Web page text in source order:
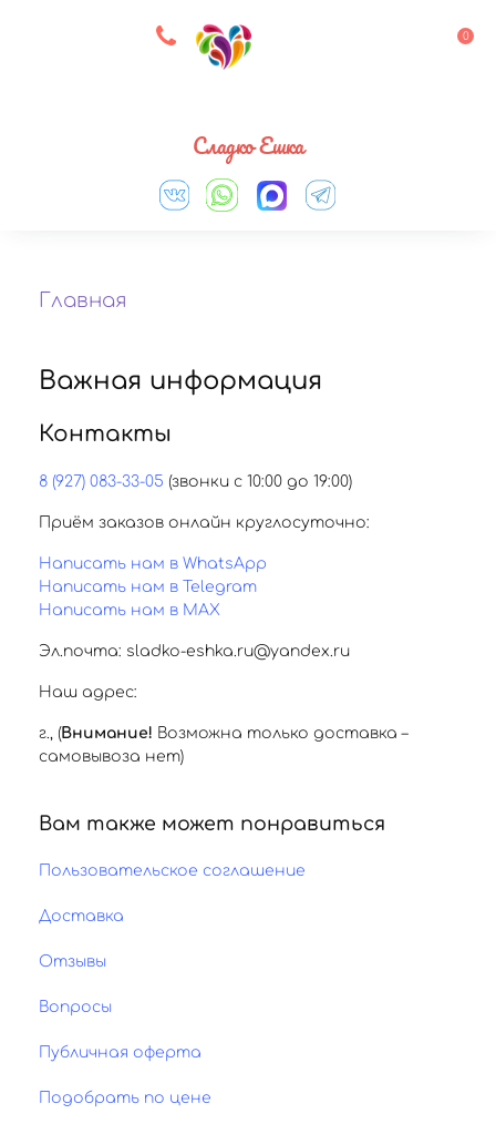
8 927 083 33 05 0
Сладко Ешка
Главная
Важная информация
Контакты
8 (927) 083-33-05 (звонки с 10:00 до 19:00)
Приём заказов онлайн круглосуточно:
Написать нам в WhatsApp
Написать нам в Telegram
Написать нам в MAX
Эл.почта: sladko-eshka.ru@yandex.ru
Наш адрес:
г. , (Внимание! Возможна только доставка –
самовывоза нет)
Вам также может понравиться
Пользовательское соглашение
Доставка
Отзывы
Вопросы
Публичная оферта
Подобрать по цене